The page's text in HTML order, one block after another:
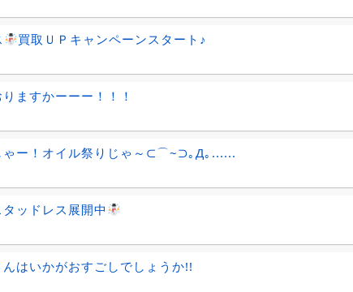
買取ＵＰキャンペーンスタート♪
ますかーーー！！！
ゃー！オイル祭りじゃ～⊂⌒~⊃｡Д｡......
ッドレス展開中
はいかがおすごしでしょうか!!